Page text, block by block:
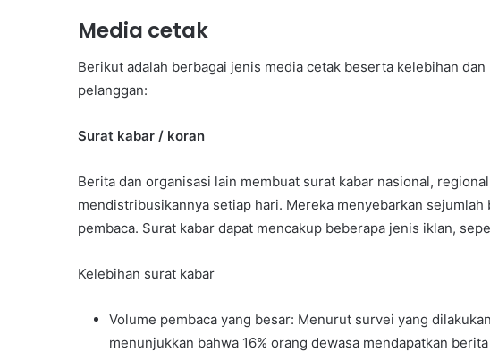
Media cetak
Berikut adalah berbagai jenis media cetak beserta kelebihan
pelanggan:
Surat kabar / koran
Berita dan organisasi lain membuat surat kabar nasional,
mendistribusikannya setiap hari. Mereka menyebarkan
pembaca. Surat kabar dapat mencakup beberapa jenis iklan,
Kelebihan surat kabar
Volume pembaca yang besar: Menurut survei yang
menunjukkan bahwa 16% orang dewasa mendapatkan